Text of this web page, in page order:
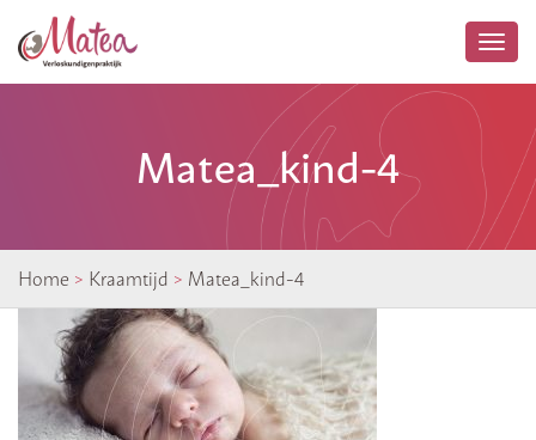
Matea_kind-4
Home > Kraamtijd > Matea_kind-4